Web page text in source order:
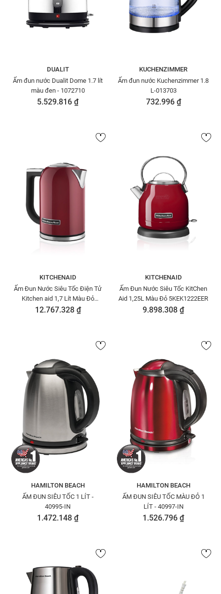
DUALIT
Ấm đun nước Dualit Dome 1.7 lít
màu đen - 1072710
5.529.816 ₫
KUCHENZIMMER
Ấm đun nước Kuchenzimmer 1.8
L-013703
732.996 ₫
KITCHENAID
Ấm Đun Nước Siêu Tốc Điện Tử
Kitchen aid 1,7 Lít Màu Đỏ
5KEK1722EER
12.767.328 ₫
KITCHENAID
Ấm Đun Nước Siêu Tốc KitChen
Aid 1,25L Màu Đỏ 5KEK1222EER
9.898.308 ₫
HAMILTON BEACH
ẤM ĐUN SIÊU TỐC 1 LÍT -
40995-IN
1.472.148 ₫
HAMILTON BEACH
ẤM ĐUN SIÊU TỐC MÀU ĐỎ 1
LÍT - 40997-IN
1.526.796 ₫